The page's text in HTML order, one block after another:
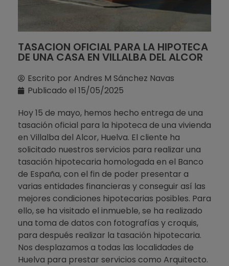
TASACION OFICIAL PARA LA HIPOTECA
DE UNA CASA EN VILLALBA DEL ALCOR
Escrito por Andres M Sánchez Navas
Publicado el 15/05/2025
Hoy 15 de mayo, hemos hecho entrega de una
tasación oficial para la hipoteca de una vivienda
en Villalba del Alcor, Huelva. El cliente ha
solicitado nuestros servicios para realizar una
tasación hipotecaria homologada en el Banco
de España, con el fin de poder presentar a
varias entidades financieras y conseguir así las
mejores condiciones hipotecarias posibles. Para
ello, se ha visitado el inmueble, se ha realizado
una toma de datos con fotografías y croquis,
para después realizar la tasación hipotecaria.
Nos desplazamos a todas las localidades de
Huelva para prestar servicios como Arquitecto.